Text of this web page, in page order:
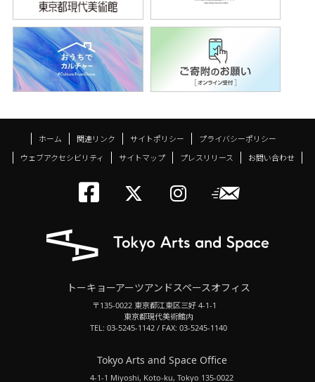
ホーム 関連リンク サイトポリシー
プライバシーポリシー
ウェブアクセシビリティ
サイトマップ プレスリリース お問い合わせ
トーキョーアーツ
メールニ
トーキョーアーツアンドスペースオフィス
〒135-0022 東京都江東区三好 4-1-1
東京都現代美術館内
TEL: 03-5245-1142 / FAX: 03-5245-1140
Tokyo Arts and Space Office
4-1-1 Miyoshi, Koto-ku, Tokyo 135-0022